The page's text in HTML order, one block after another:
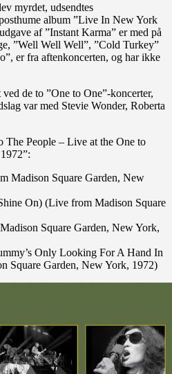
myrdet, udsendtes
album ”Live In New York
af ”Instant Karma” er med på
”Well Well Well”, ”Cold Turkey”
er fra aftenkoncerten, og har ikke
de to ”One to One”-koncerter,
var med Stevie Wonder, Roberta
The People – Live at the One to
Madison Square Garden, New
On) (Live from Madison Square
Square Garden, New York,
Only Looking For A Hand In
Square Garden, New York, 1972)